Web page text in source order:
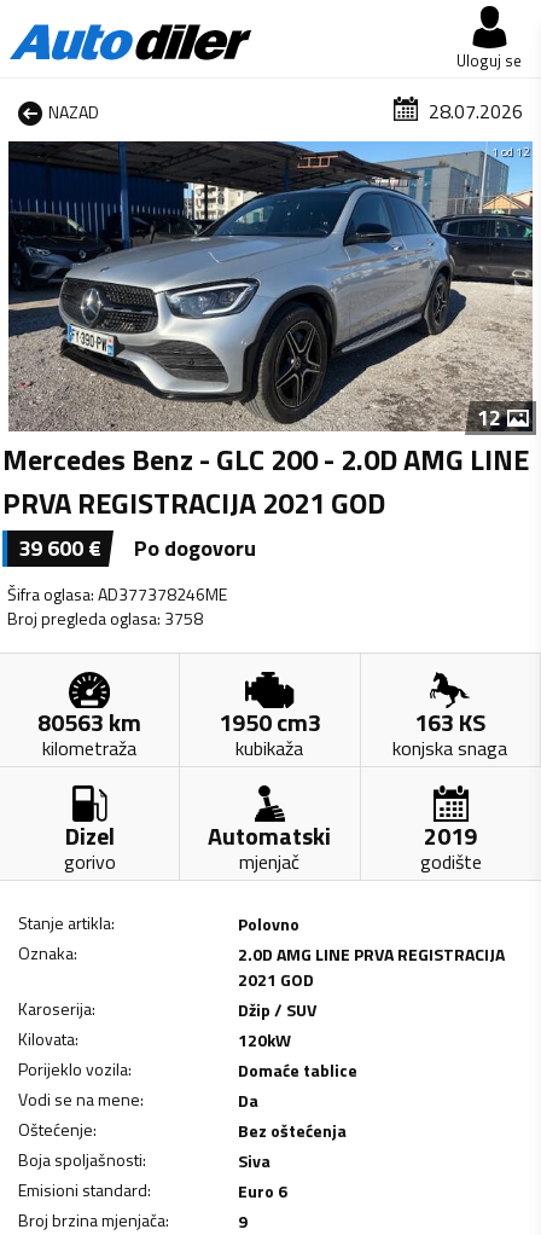
Uloguj se
NAZAD 28.07.2026
1 od 12
12
Mercedes Benz - GLC 200 - 2.0D AMG LINE
PRVA REGISTRACIJA 2021 GOD
39 600€ Po dogovoru
Šifra oglasa:AD377378246ME
Broj pregleda oglasa: 3758
80563km
kilometraža
1950cm3
kubikaža
163KS
konjska snaga
Dizel
gorivo
Automatski
mjenjač
2019
godište
Stanje artikla:
Polovno
Oznaka:
2.0D AMG LINE PRVA REGISTRACIJA
2021 GOD
Karoserija:
Džip / SUV
Kilovata: 120kW
Porijeklo vozila:
Domaće tablice
Vodi se na mene:
Da
Oštećenje:
Bez oštećenja
Boja spoljašnosti:
Siva
Emisioni standard:
Euro 6
Broj brzina mjenjača:
9